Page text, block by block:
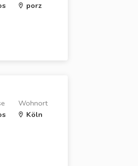
porz
Wohnort
Köln